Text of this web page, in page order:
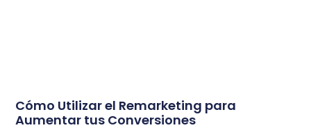
Cómo Utilizar el Remarketing para
Aumentar tus Conversiones